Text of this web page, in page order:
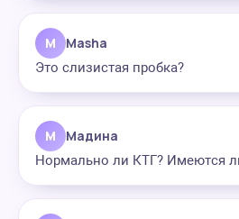
M Masha
Это слизистая пробка?
М Мадина
Нормально ли КТГ? Имеются